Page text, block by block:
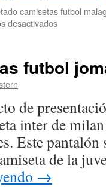
camisetas futbol
desactivadosen
para
bebe
futbol
de
inter de
Este
de la
→